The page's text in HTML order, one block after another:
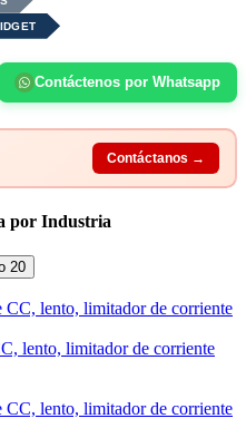
Contáctenos por Whatsapp
Contáctanos →
por Industria
20
lento, limitador de corriente